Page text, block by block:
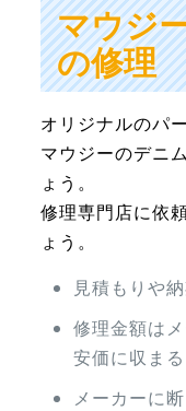
マウジ
の修理
オリジナルのパ
マウジーのデニ
ょう。
修理専門店に依
ょう。
見積もりや
修理金額は
安価に収まる
メーカーに